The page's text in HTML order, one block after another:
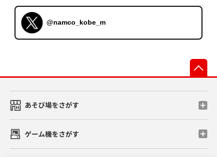
@namco_kobe_m
あそび場をさがす
ゲーム機をさがす